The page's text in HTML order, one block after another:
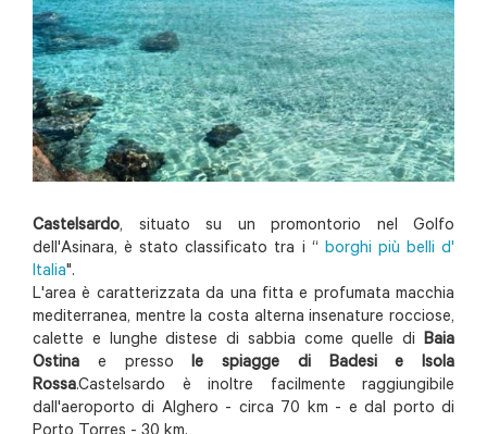
Castelsardo, situato su un promontorio nel Golfo
dell'Asinara, è stato classificato tra i “ borghi più belli d'
Italia".
L'area è caratterizzata da una fitta e profumata macchia
mediterranea, mentre la costa alterna insenature rocciose,
calette e lunghe distese di sabbia come quelle di Baia
Ostina e pressole spiagge di Badesi e Isola
Rossa.Castelsardo è inoltre facilmente raggiungibile
dall'aeroporto di Alghero - circa 70 km - e dal porto di